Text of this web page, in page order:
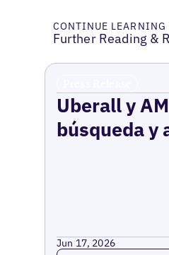
CONTINUE LEARNING
Further Reading &
Uberall y
búsqueda y
Jun 17, 2026